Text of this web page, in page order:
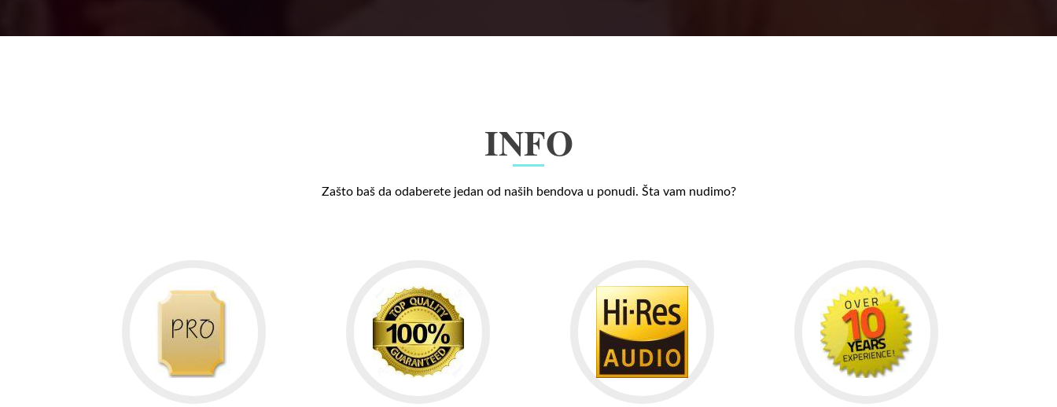
INFO
Zašto baš da odaberete jedan od naših bendova u ponudi. Šta vam nudimo?